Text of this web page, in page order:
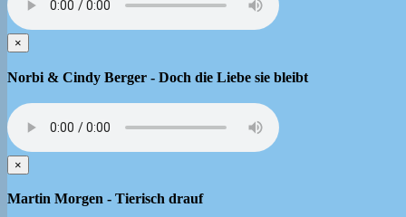
×
Norbi & Cindy Berger - Doch die Liebe sie bleibt
×
Martin Morgen - Tierisch drauf